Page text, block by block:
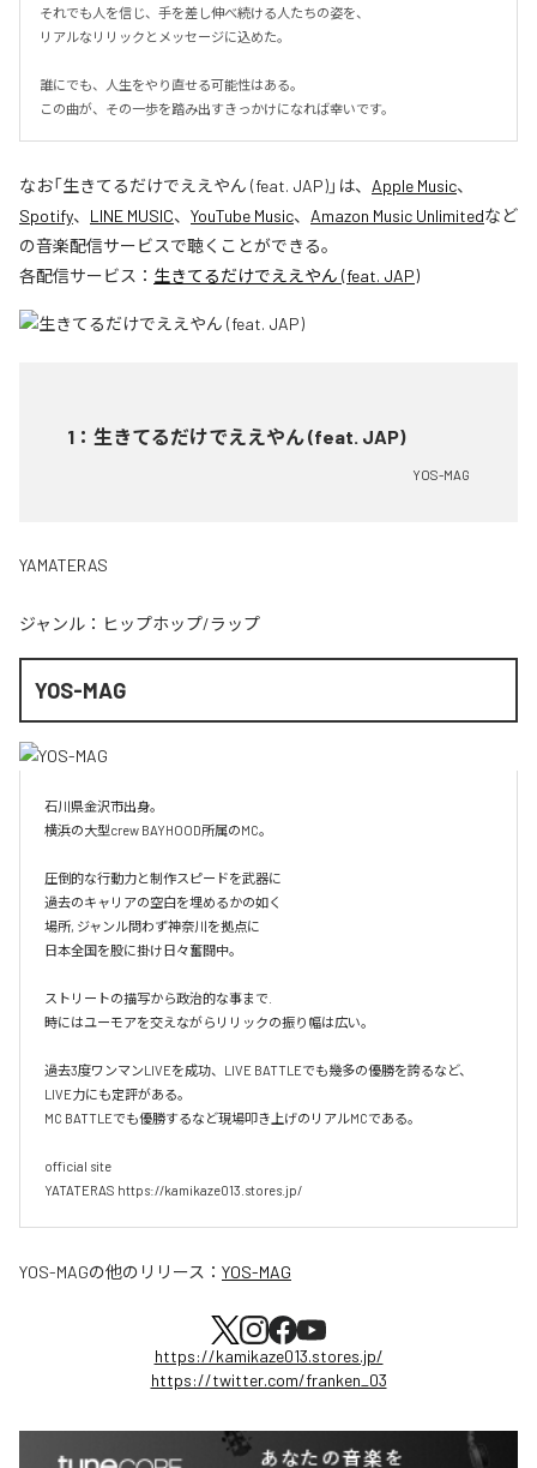
それでも人を信じ、手を差し伸べ続ける人たちの姿を、
リアルなリリックとメッセージに込めた。
誰にでも、人生をやり直せる可能性はある。
この曲が、その一歩を踏み出すきっかけになれば幸いです。
なお「生きてるだけでええやん (feat. JAP)」は、 Apple Music、
Spotify、 LINE MUSIC、 YouTube Music、 Amazon Music Unlimitedなど
の音楽配信サービスで聴くことができる。
各配信サービス： 生きてるだけでええやん (feat. JAP)
1 ： 生きてるだけでええやん (feat. JAP)
YOS-MAG
YAMATERAS
ジャンル： ヒップホップ/ラップ
YOS-MAG
石川県金沢市出身。
横浜の大型crew BAYHOOD所属のMC。
圧倒的な行動力と制作スピードを武器に
過去のキャリアの空白を埋めるかの如く
場所, ジャンル問わず神奈川を拠点に
日本全国を股に掛け日々奮闘中。
ストリートの描写から政治的な事まで.
時にはユーモアを交えながらリリックの振り幅は広い。
過去3度ワンマンLIVEを成功、LIVE BATTLEでも幾多の優勝を誇るなど、
LIVE力にも定評がある。
MC BATTLEでも優勝するなど現場叩き上げのリアルMCである。
official site
YATATERAS https://kamikaze013.stores.jp/
YOS-MAGの他のリリース： YOS-MAG
https://kamikaze013.stores.jp/
https://twitter.com/franken_03